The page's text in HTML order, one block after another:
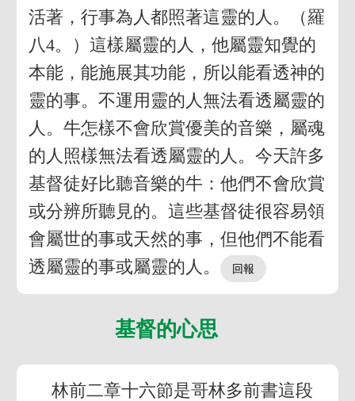
活著，行事為人都照著這靈的人。（羅
八4。）這樣屬靈的人，他屬靈知覺的
本能，能施展其功能，所以能看透神的
靈的事。不運用靈的人無法看透屬靈的
人。牛怎樣不會欣賞優美的音樂，屬魂
的人照樣無法看透屬靈的人。今天許多
基督徒好比聽音樂的牛：他們不會欣賞
或分辨所聽見的。這些基督徒很容易領
會屬世的事或天然的事，但他們不能看
透屬靈的事或屬靈的人。
基督的心思
林前二章十六節是哥林多前書這段